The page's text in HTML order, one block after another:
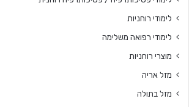
לימודי רוחניות
לימודי רפואה משלימה
מוצרי רוחניות
מזל אריה
מזל בתולה